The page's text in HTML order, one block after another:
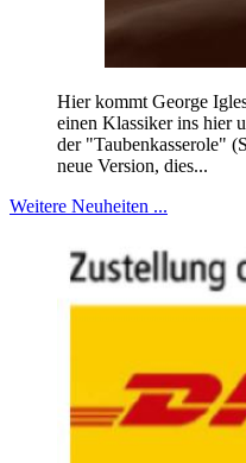
Hier kommt George
einen Klassiker ins hier
der "Taubenkasserole"
neue Version, dies...
Weitere Neuheiten ...